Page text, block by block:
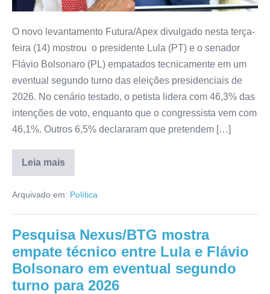
O novo levantamento Futura/Apex divulgado nesta terça-
feira (14) mostrou o presidente Lula (PT) e o senador
Flávio Bolsonaro (PL) empatados tecnicamente em um
eventual segundo turno das eleições presidenciais de
2026. No cenário testado, o petista lidera com 46,3% das
intenções de voto, enquanto que o congressista vem com
46,1%. Outros 6,5% declararam que pretendem […]
Leia mais
Arquivado em: Política
Pesquisa Nexus/BTG mostra
empate técnico entre Lula e Flávio
Bolsonaro em eventual segundo
turno para 2026